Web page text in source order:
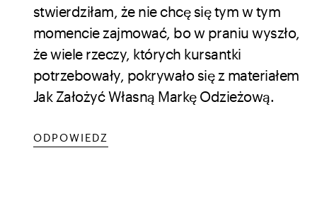
stwierdziłam, że nie chcę się tym w tym
momencie zajmować, bo w praniu wyszło,
że wiele rzeczy, których kursantki
potrzebowały, pokrywało się z materiałem
Jak Założyć Własną Markę Odzieżową.
ODPOWIEDZ